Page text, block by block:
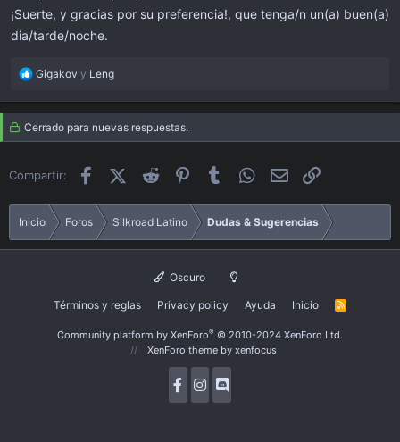
¡Suerte, y gracias por su preferencia!, que tenga/n un(a) buen(a)
dia/tarde/noche.
R
c
t
o
s
:
Gigakov y Leng
Cerrado para nuevas respuestas.
Compartir: FacebookX (Twitter)
Reddit PinterestTumblr WhatsApp
Email
Inicio Foros Silkroad Latino Dudas & Sugerencias
Oscuro
Términos y reglas Privacy policy Ayuda Inicio
R
Community platform by XenForo® © 2010-2024 XenForo Ltd.
XenForo theme by xenfocus